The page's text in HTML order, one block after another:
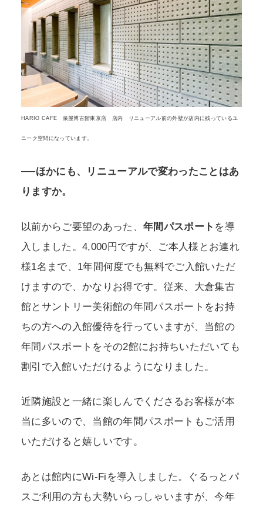
HARIO CAFE 泉屋博古館東京店 店内 リニューアル前の外壁が店内に残っているユ
ニーク空間になっています。
──ほかにも、リニューアルで変わったことはあ
りますか。
以前からご要望のあった、 年間パスポート を導
入しました。4,000円ですが、ご本人様とお連れ
様1名まで、1年間何度でも無料でご入館いただ
けますので、かなりお得です。従来、大倉集古
館とサントリー美術館の年間パスポートをお持
ちの方への入館優待を行っていますが、当館の
年間パスポートをその2館にお持ちいただいても
割引で入館いただけるようになりました。
近隣施設と一緒に楽しんでくださるお客様が本
当に多いので、当館の年間パスポートもご活用
いただけると嬉しいです。
あとは館内にWi-Fiを導入しました。ぐるっとパ
スご利用の方も大勢いらっしゃいますが、今年